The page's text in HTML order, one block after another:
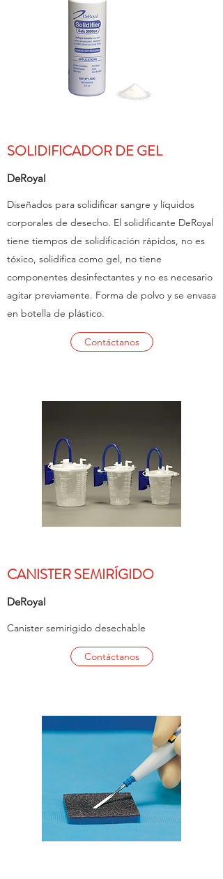
SOLIDIFICADOR DE GEL
DeRoyal
Diseñados para solidificar sangre y líquidos
corporales de desecho. El solidificante DeRoyal
tiene tiempos de solidificación rápidos, no es
tóxico, solidifica como gel, no tiene
componentes desinfectantes y no es necesario
agitar previamente. Forma de polvo y se envasa
en botella de plástico.
Contáctanos
CANISTER SEMIRÍGIDO
DeRoyal
Canister semirigido desechable
Contáctanos